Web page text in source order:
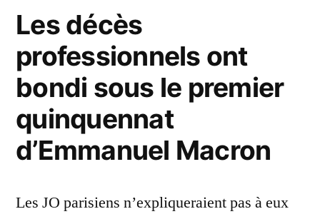
Les décès
professionnels ont
bondi sous le premier
quinquennat
d’Emmanuel Macron
Les JO parisiens n’expliqueraient pas à eux